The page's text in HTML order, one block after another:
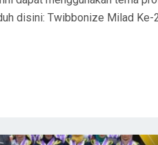
disini: Twibbonize Milad Ke-